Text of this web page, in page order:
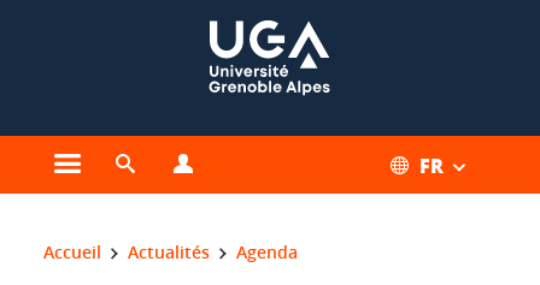
Ouvrir le menu principal
Ouvrir le moteur de recherche FR
Vous êtes ici :
Accueil Actualités Agenda